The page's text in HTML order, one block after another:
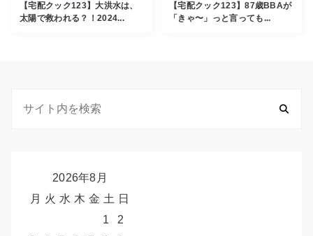
【宅配クック123】大洪水は、
太陽で救われる？！2024...
【宅配クック123】87歳BBAが
「きゃ〜」っと言っても...
2026年8月
月 火 水 木 金 土 日
1
2